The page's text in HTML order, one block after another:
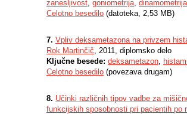
zanesljivost, goniometrija, dinamometrija
Celotno besedilo (datoteka, 2,53 MB)
7. Vpliv deksametazona na privzem
Rok Martinčič, 2011, diplomsko delo
Ključne besede: deksametazon,
Celotno besedilo (povezava drugam)
8. Učinki različnih tipov vadbe za
funkcijskih sposobnosti pri pacientih po